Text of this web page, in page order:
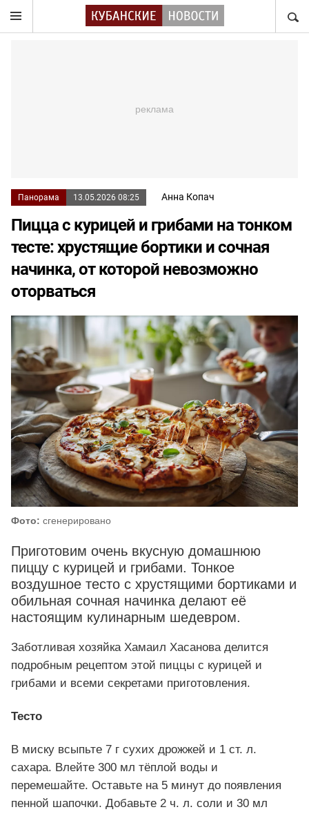
Панорама 13.05.2026 08:25 Анна Копач
Пицца с курицей и грибами на тонком
тесте: хрустящие бортики и сочная
начинка, от которой невозможно
оторваться
Фото: сгенерировано
Приготовим очень вкусную домашнюю
пиццу с курицей и грибами. Тонкое
воздушное тесто с хрустящими бортиками и
обильная сочная начинка делают её
настоящим кулинарным шедевром.
Заботливая хозяйка Хамаил Хасанова делится
подробным рецептом этой пиццы с курицей и
грибами и всеми секретами приготовления.
Тесто
В миску всыпьте 7 г сухих дрожжей и 1 ст. л.
сахара. Влейте 300 мл тёплой воды и
перемешайте. Оставьте на 5 минут до появления
пенной шапочки. Добавьте 2 ч. л. соли и 30 мл